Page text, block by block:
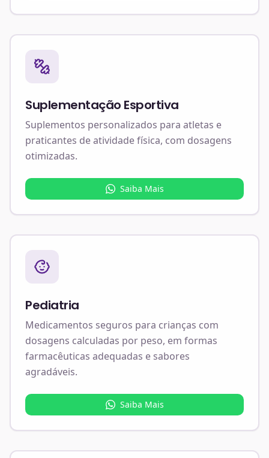
Suplementação Esportiva
Suplementos personalizados para atletas e
praticantes de atividade física, com dosagens
otimizadas.
Saiba Mais
Pediatria
Medicamentos seguros para crianças com
dosagens calculadas por peso, em formas
farmacêuticas adequadas e sabores
agradáveis.
Saiba Mais